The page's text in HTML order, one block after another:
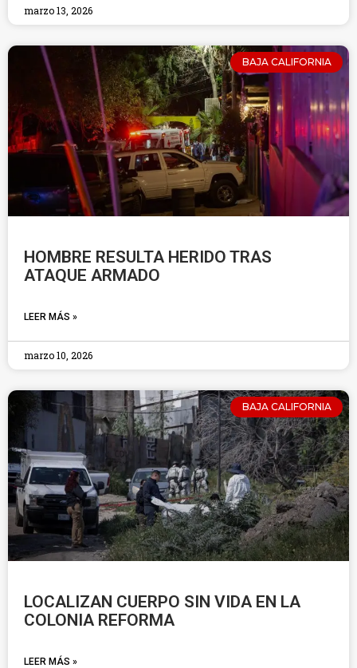
marzo 13, 2026
BAJA CALIFORNIA
HOMBRE RESULTA HERIDO TRAS
ATAQUE ARMADO
LEER MÁS »
marzo 10, 2026
BAJA CALIFORNIA
LOCALIZAN CUERPO SIN VIDA EN LA
COLONIA REFORMA
LEER MÁS »